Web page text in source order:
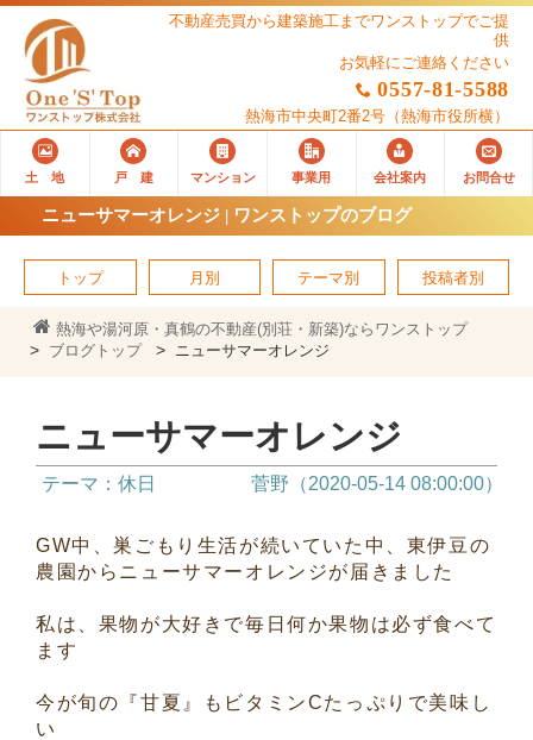
不動産売買から建築施工までワンストップでご提
供
お気軽にご連絡ください
0557-81-5588
熱海市中央町2番2号 （熱海市役所横）
土 地 戸 建 マンション 事業用 会社案内 お問合せ
ニューサマーオレンジ | ワンストップのブログ
トップ 月別 テーマ別 投稿者別
熱海や湯河原・真鶴の不動産(別荘・新築)ならワンストップ
ブログトップ
ニューサマーオレンジ
ニューサマーオレンジ
テーマ：休日 菅野（2020-05-14 08:00:00）
GW中、巣ごもり生活が続いていた中、東伊豆の
農園からニューサマーオレンジが届きました
私は、果物が大好きで毎日何か果物は必ず食べて
ます
今が旬の『甘夏』もビタミンCたっぷりで美味し
い